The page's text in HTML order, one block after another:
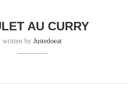
AU CURRY
written byJustedoeat